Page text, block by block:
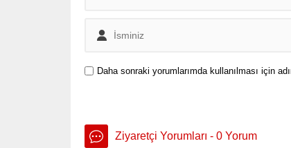
Daha sonraki yorumlarımda kullanılması için
Ziyaretçi Yorumları - 0 Yorum